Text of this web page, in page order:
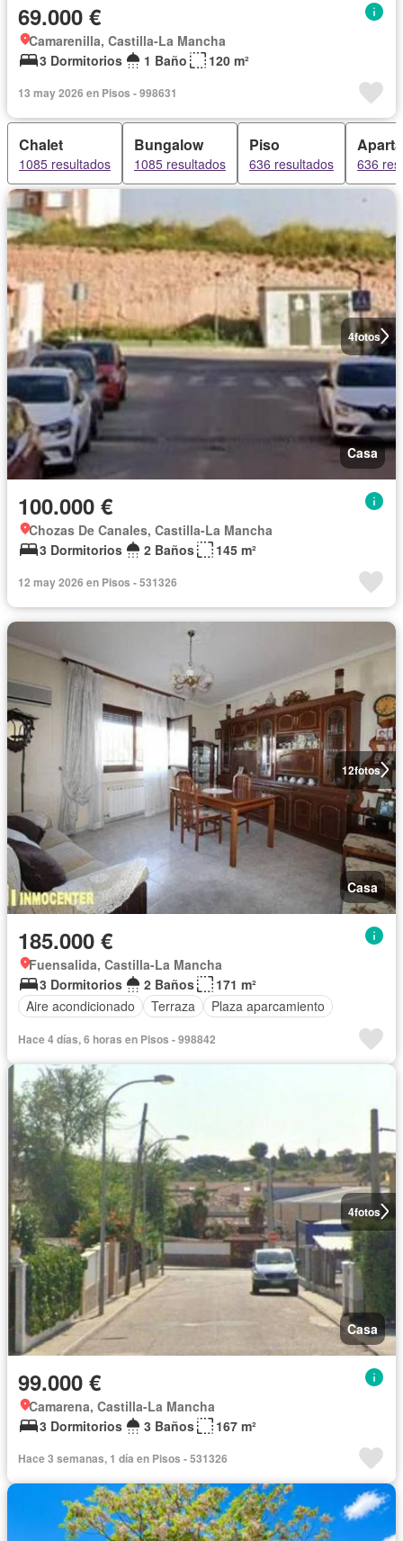
69.000 €
Camarenilla, Castilla-La Mancha
3 Dormitorios
1 Baño 120 m²
13 may 2026 en Pisos - 998631
Chalet
1085 resultados
Bungalow
1085 resultados
Piso
636 resultados 636
4fotos
Casa
100.000 €
Chozas De Canales, Castilla-La Mancha
3 Dormitorios
2 Baños 145 m²
12 may 2026 en Pisos - 531326
12fotos
Casa
185.000 €
Fuensalida, Castilla-La Mancha
3 Dormitorios
2 Baños
171 m²
Aire acondicionado
Terraza Plaza aparcamiento
Hace 4 días, 6 horas en Pisos - 998842
4fotos
Casa
99.000 €
Camarena, Castilla-La Mancha
3 Dormitorios
3 Baños 167 m²
Hace 3 semanas, 1 día en Pisos - 531326